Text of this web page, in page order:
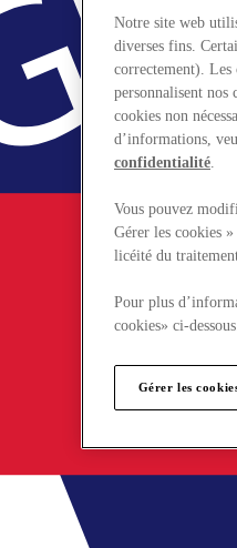
Notre site web
diverses fins.
correctement). Les
personnalisent nos
cookies non
d’informations,
confidentialité.
Vous pouvez
Gérer les cookies
licéité du
Pour plus
cookies» ci-
Gérer les